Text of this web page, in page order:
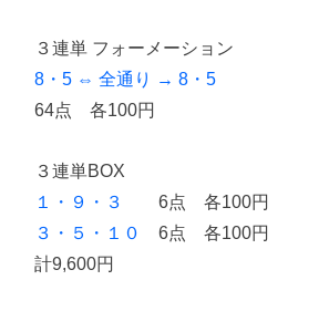
３連単 フォーメーション
8・5 ⇔ 全通り → 8・5
64点 各100円
３連単BOX
１・９・３
6点 各100円
３・５・１０
6点 各100円
計9,600円